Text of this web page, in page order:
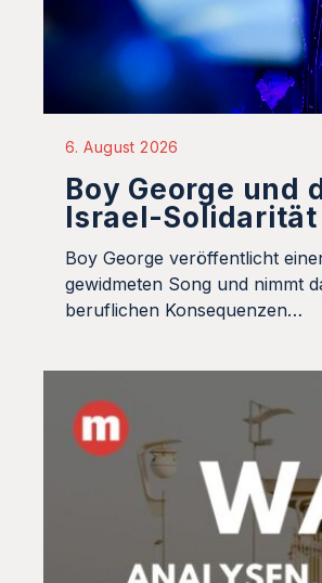
6. August 2026
Boy George und
Israel-Solidarität
Boy George veröffentlicht
gewidmeten Song und nimmt
beruflichen Konsequenzen…